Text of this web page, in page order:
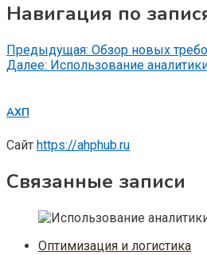
Навигация по
Предыдущая: Обзор новых
Далее: Использование
АХП
Сайт https://ahphub.ru
Связанные записи
Оптимизация и логистика